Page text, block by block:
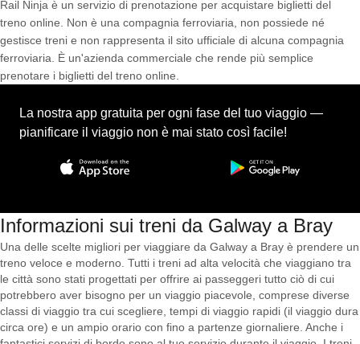
Rail Ninja è un servizio di prenotazione per acquistare biglietti del
treno online. Non è una compagnia ferroviaria, non possiede né
gestisce treni e non rappresenta il sito ufficiale di alcuna compagnia
ferroviaria. È un'azienda commerciale che rende più semplice
prenotare i biglietti del treno online.
La nostra app gratuita per ogni fase del tuo viaggio —
pianificare il viaggio non è mai stato così facile!
Informazioni sui treni da Galway a Bray
Una delle scelte migliori per viaggiare da Galway a Bray è prendere un
treno veloce e moderno. Tutti i treni ad alta velocità che viaggiano tra
le città sono stati progettati per offrire ai passeggeri tutto ciò di cui
potrebbero aver bisogno per un viaggio piacevole, comprese diverse
classi di viaggio tra cui scegliere, tempi di viaggio rapidi (il viaggio dura
circa ore) e un ampio orario con fino a partenze giornaliere. Anche i